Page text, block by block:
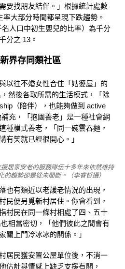
要找朋友結伴。」根據統計處數
大部分時間都呈現下跌趨勢。
人口中初生嬰兒的比率）為千分
分之 13。
界存同類社區
以往不婚女性合住「姑婆屋」的
然後各取所需的生活模式，「除
（陪伴），也能夠做到 active
充，「抱團養老」是一種社會網
種模式養老，「同一碗雲吞麵，
有笑就已經很開心。」
居家安老的服務隊伍十多年來依然維持
的趨勢卻是從未間斷。（李睿哲攝）
也有類近以老護老情況的出現，
民便另覓新村居住。你會看到，
村民在同一條村相處了四、五十
相當密切，「他們彼此之間會有
關上門冷冰冰的關係。」
居民獲安置公屋單位後，不消一
估計與情感上缺乏支援有關，